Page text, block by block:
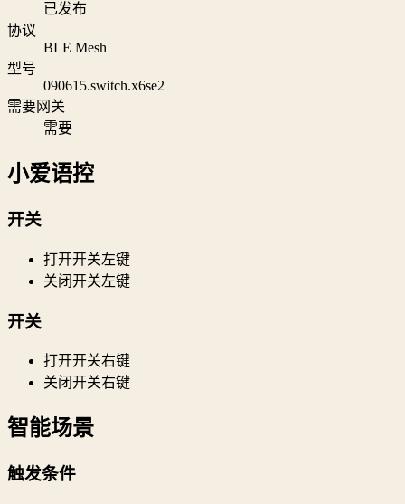
已发布
协议
BLE Mesh
型号
090615.switch.x6se2
需要网关
需要
小爱语控
开关
打开开关左键
关闭开关左键
开关
打开开关右键
关闭开关右键
智能场景
触发条件